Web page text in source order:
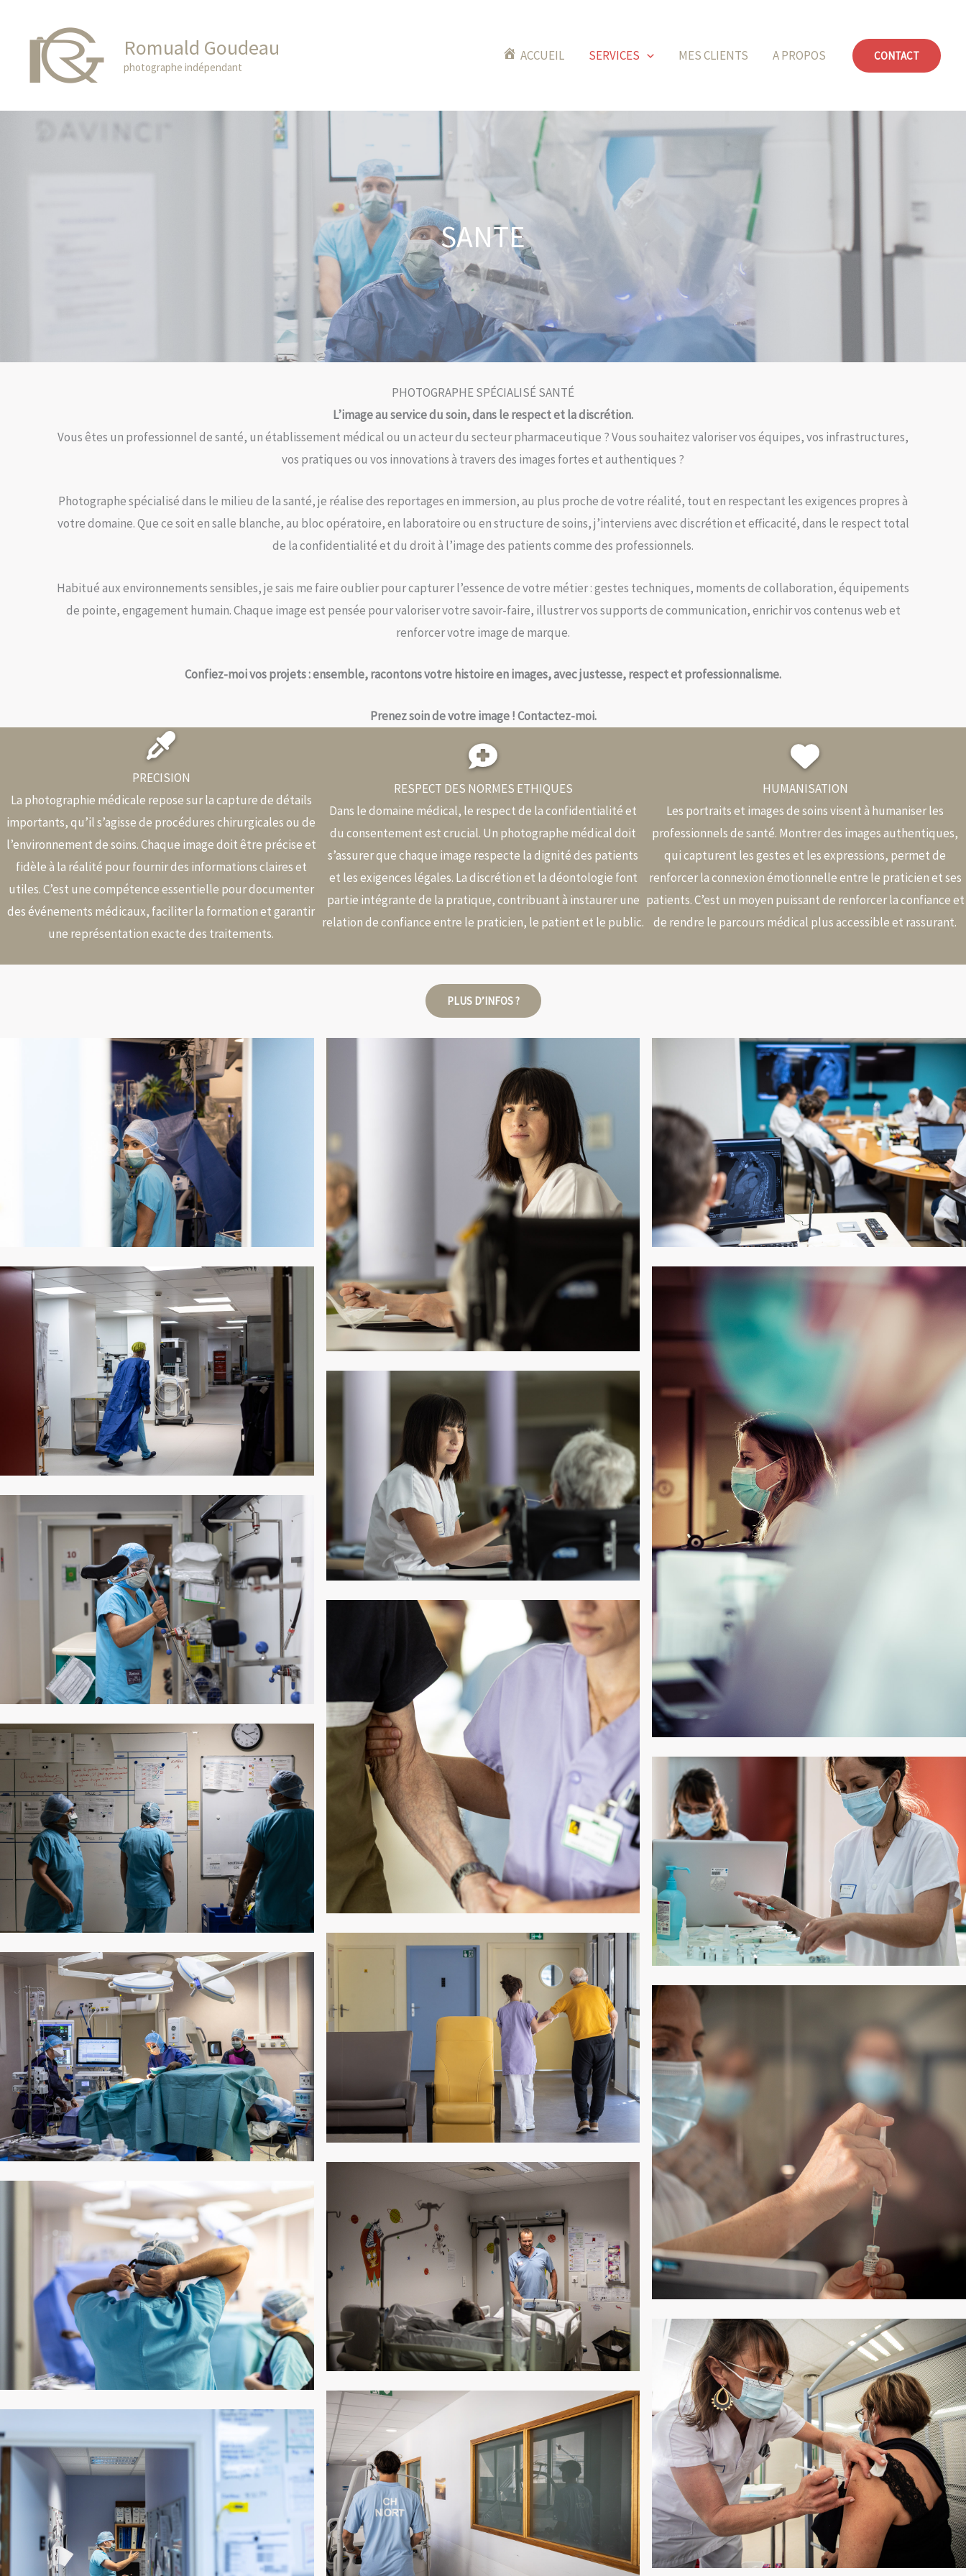
Romuald Goudeau
photographe indépendant
ACCUEIL SERVICES MES CLIENTS A PROPOS CONTACT
SANTE
PHOTOGRAPHE SPÉCIALISÉ SANTÉ
L’image au service du soin, dans le respect et la discrétion.
Vous êtes un professionnel de santé, un établissement médical ou un acteur du secteur pharmaceutique ? Vous souhaitez valoriser vos équipes, vos infrastructures,
vos pratiques ou vos innovations à travers des images fortes et authentiques ?
Photographe spécialisé dans le milieu de la santé, je réalise des reportages en immersion, au plus proche de votre réalité, tout en respectant les exigences propres à
votre domaine. Que ce soit en salle blanche, au bloc opératoire, en laboratoire ou en structure de soins, j’interviens avec discrétion et efficacité, dans le respect total
de la confidentialité et du droit à l’image des patients comme des professionnels.
Habitué aux environnements sensibles, je sais me faire oublier pour capturer l’essence de votre métier : gestes techniques, moments de collaboration, équipements
de pointe, engagement humain. Chaque image est pensée pour valoriser votre savoir-faire, illustrer vos supports de communication, enrichir vos contenus web et
renforcer votre image de marque.
Confiez-moi vos projets : ensemble, racontons votre histoire en images, avec justesse, respect et professionnalisme.
Prenez soin de votre image ! Contactez-moi.
PRECISION
La photographie médicale repose sur la capture de détails
importants, qu’il s’agisse de procédures chirurgicales ou de
l’environnement de soins. Chaque image doit être précise et
fidèle à la réalité pour fournir des informations claires et
utiles. C’est une compétence essentielle pour documenter
des événements médicaux, faciliter la formation et garantir
une représentation exacte des traitements.
RESPECT DES NORMES ETHIQUES
Dans le domaine médical, le respect de la confidentialité et
du consentement est crucial. Un photographe médical doit
s’assurer que chaque image respecte la dignité des patients
et les exigences légales. La discrétion et la déontologie font
partie intégrante de la pratique, contribuant à instaurer une
relation de confiance entre le praticien, le patient et le public.
HUMANISATION
Les portraits et images de soins visent à humaniser les
professionnels de santé. Montrer des images authentiques,
qui capturent les gestes et les expressions, permet de
renforcer la connexion émotionnelle entre le praticien et ses
patients. C’est un moyen puissant de renforcer la confiance et
de rendre le parcours médical plus accessible et rassurant.
PLUS D’INFOS ?